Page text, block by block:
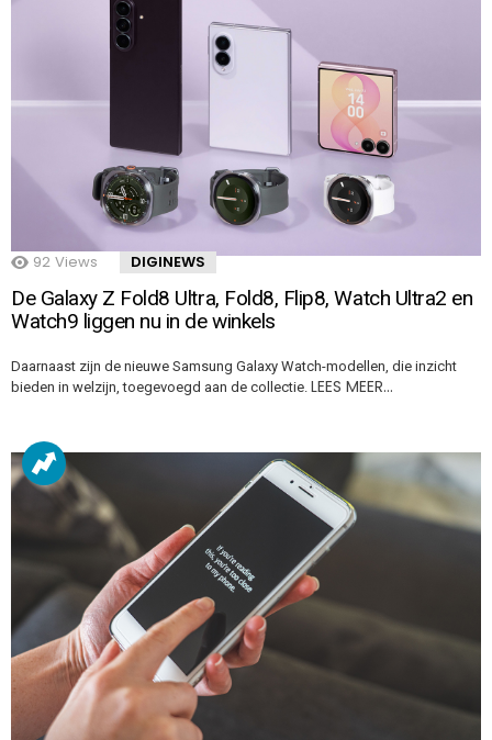
92 Views DIGINEWS
De Galaxy Z Fold8 Ultra, Fold8, Flip8, Watch Ultra2 en
Watch9 liggen nu in de winkels
Daarnaast zijn de nieuwe Samsung Galaxy Watch-modellen, die inzicht
bieden in welzijn, toegevoegd aan de collectie. LEES MEER…